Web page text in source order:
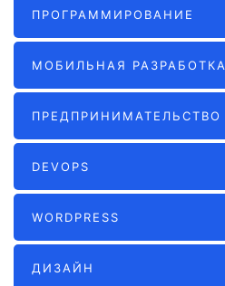
ПРОГРАММИРОВАНИЕ
МОБИЛЬНАЯ РАЗРАБОТКА
ПРЕДПРИНИМАТЕЛЬСТВО
DEVOPS
WORDPRESS
ДИЗАЙН